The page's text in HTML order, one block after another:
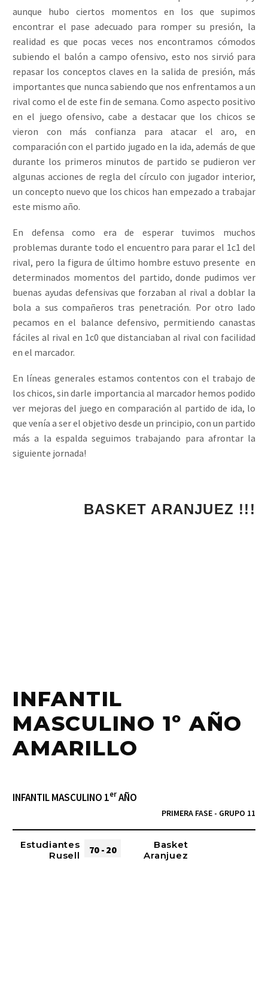
aunque hubo ciertos momentos en los que supimos
encontrar el pase adecuado para romper su presión, la
realidad es que pocas veces nos encontramos cómodos
subiendo el balón a campo ofensivo, esto nos sirvió para
repasar los conceptos claves en la salida de presión, más
importantes que nunca sabiendo que nos enfrentamos a un
rival como el de este fin de semana. Como aspecto positivo
en el juego ofensivo, cabe a destacar que los chicos se
vieron con más confianza para atacar el aro, en
comparación con el partido jugado en la ida, además de que
durante los primeros minutos de partido se pudieron ver
algunas acciones de regla del círculo con jugador interior,
un concepto nuevo que los chicos han empezado a trabajar
este mismo año.
En defensa como era de esperar tuvimos muchos
problemas durante todo el encuentro para parar el 1c1 del
rival, pero la figura de último hombre estuvo presente en
determinados momentos del partido, donde pudimos ver
buenas ayudas defensivas que forzaban al rival a doblar la
bola a sus compañeros tras penetración. Por otro lado
pecamos en el balance defensivo, permitiendo canastas
fáciles al rival en 1c0 que distanciaban al rival con facilidad
en el marcador.
En líneas generales estamos contentos con el trabajo de
los chicos, sin darle importancia al marcador hemos podido
ver mejoras del juego en comparación al partido de ida, lo
que venía a ser el objetivo desde un principio, con un partido
más a la espalda seguimos trabajando para afrontar la
siguiente jornada!
¡¡¡ 1, 2, 3...
INFANTIL
MASCULINO 1º AÑO
AMARILLO
INFANTIL MASCULINO 1erAÑO
PRIMERA FASE - GRUPO 11
Estudiantes
Rusell
70 - 20
Basket
Aranjuez